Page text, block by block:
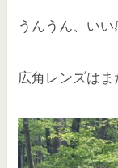
うんうん、いい
広角レンズは